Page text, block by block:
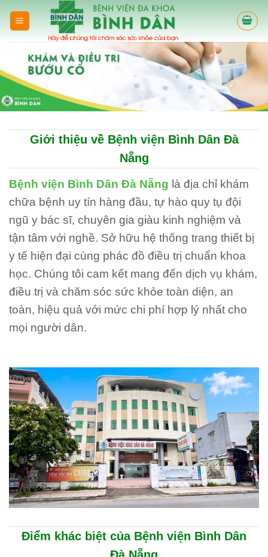
Giới thiệu về Bệnh viện Bình Dân Đà
Nẵng
Bệnh viện Bình Dân Đà Nẵng là địa chỉ khám
chữa bệnh uy tín hàng đầu, tự hào quy tụ đội
ngũ y bác sĩ, chuyên gia giàu kinh nghiệm và
tận tâm với nghề. Sở hữu hệ thống trang thiết bị
y tế hiện đại cùng phác đồ điều trị chuẩn khoa
học. Chúng tôi cam kết mang đến dịch vụ khám,
điều trị và chăm sóc sức khỏe toàn diện, an
toàn, hiệu quả với mức chi phí hợp lý nhất cho
mọi người dân.
Điểm khác biệt của Bệnh viện Bình Dân